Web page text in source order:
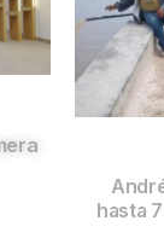
hasta